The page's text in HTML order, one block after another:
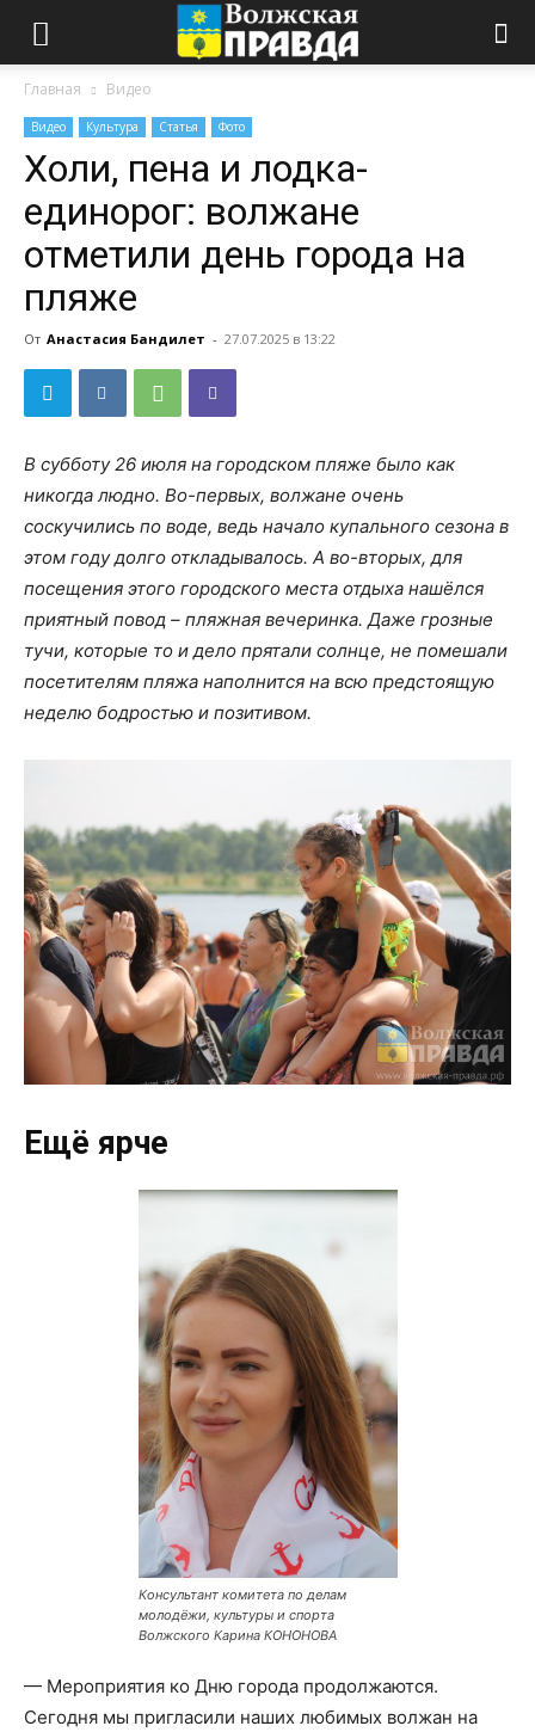
Главная Видео
Видео Культура Статья Фото
Холи, пена и лодка-
единорог: волжане
отметили день города на
пляже
От Анастасия Бандилет - 27.07.2025 в 13:22
В субботу 26 июля на городском пляже было как
никогда людно. Во-первых, волжане очень
соскучились по воде, ведь начало купального сезона в
этом году долго откладывалось. А во-вторых, для
посещения этого городского места отдыха нашёлся
приятный повод – пляжная вечеринка. Даже грозные
тучи, которые то и дело прятали солнце, не помешали
посетителям пляжа наполнится на всю предстоящую
неделю бодростью и позитивом.
Ещё ярче
Консультант комитета по делам
молодёжи, культуры и спорта
Волжского Карина КОНОНОВА
— Мероприятия ко Дню города продолжаются.
Сегодня мы пригласили наших любимых волжан на